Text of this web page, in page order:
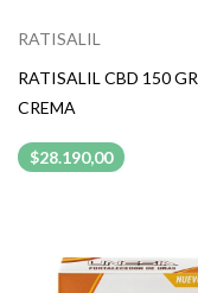
RATISALIL
RATISALIL CBD 150 GR
CREMA
$28.190,00